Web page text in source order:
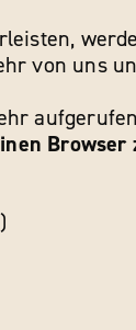
von uns
)